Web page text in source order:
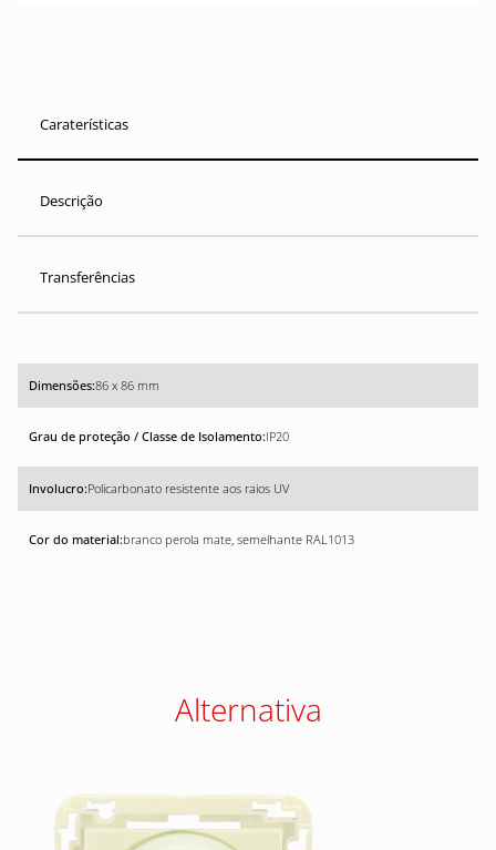
Caraterísticas
Descrição
Transferências
86 x 86 mm
IP20
Policarbonato resistente aos raios UV
branco perola mate, semelhante RAL1013
Alternativa